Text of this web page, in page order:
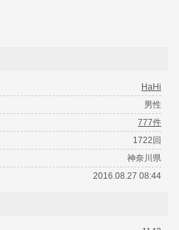
HaHi
男性
777件
1722回
神奈川県
2016.08.27 08:44